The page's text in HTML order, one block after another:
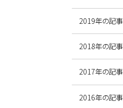
2019年の記事
2018年の記事
2017年の記事
2016年の記事